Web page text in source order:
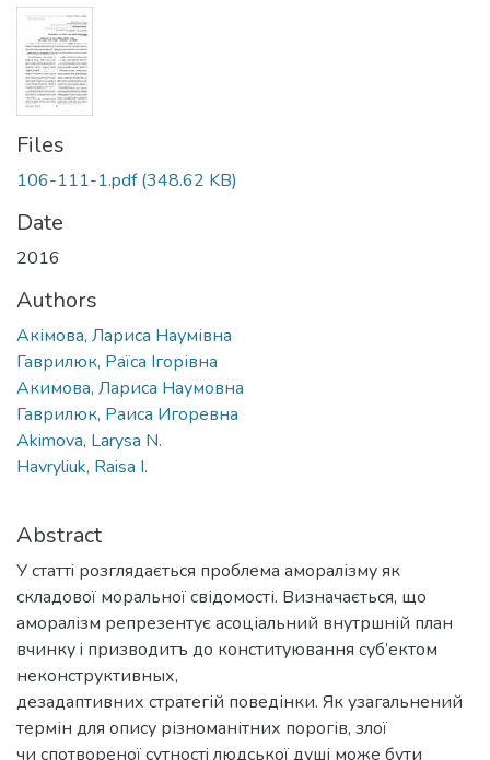
Files
106-111-1.pdf(348.62 KB)
Date
2016
Authors
Акімова, Лариса Наумівна
Гаврилюк, Раїса Ігорівна
Акимова, Лариса Наумовна
Гаврилюк, Раиса Игоревна
Akimova, Larysa N.
Havryliuk, Raisa I.
Abstract
У cтaттi розглядається проблема аморалізму як
складової моральної cвідомості. Визначається, що
аморалізм репрезентує асоціальний внутршній план
вчинку i призводитъ до конституювання суб’ектом
неконструктивных,
дезадаптивних стратегій поведінки. Як узагальнений
термін для опису різноманітних порогів, злої
чи спотвореної cyтностi людської душі може бути